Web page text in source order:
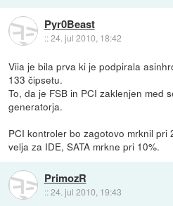
Pyr0Beast
::24. jul 2010, 18:42
Viia je bila prva ki je podpirala
133 čipsetu.
To, da je FSB in PCI zaklenjen med
generatorja.
PCI kontroler bo zagotovo mrknil pri
velja za IDE, SATA mrkne pri 10%.
PrimozR
::24. jul 2010, 19:43